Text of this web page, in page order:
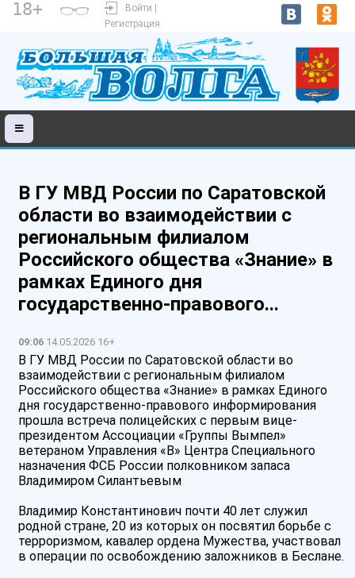
18+
Войти |
Регистрация
В ГУ МВД России по Саратовской
области во взаимодействии с
региональным филиалом
Российского общества «Знание» в
рамках Единого дня
государственно-правового...
09:06 14.05.2026 16+
В ГУ МВД России по Саратовской области во
взаимодействии с региональным филиалом
Российского общества «Знание» в рамках Единого
дня государственно-правового информирования
прошла встреча полицейских с первым вице-
президентом Ассоциации «Группы Вымпел»
ветераном Управления «В» Центра Специального
назначения ФСБ России полковником запаса
Владимиром Силантьевым
Владимир Константинович почти 40 лет служил
родной стране, 20 из которых он посвятил борьбе с
терроризмом, кавалер ордена Мужества, участвовал
в операции по освобождению заложников в Беслане.